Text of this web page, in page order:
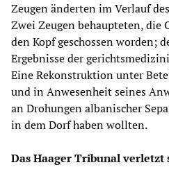
Zeugen änderten im Verlauf
Zwei Zeugen behaupteten, die
den Kopf geschossen worden;
Ergebnisse der
Eine Rekonstruktion unter
und in Anwesenheit seines
an Drohungen albanischer
in dem Dorf haben wollten.
Das Haager Tribunal verletzt